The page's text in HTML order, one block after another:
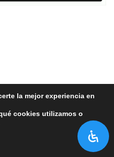
la mejor experiencia en
cookies utilizamos o